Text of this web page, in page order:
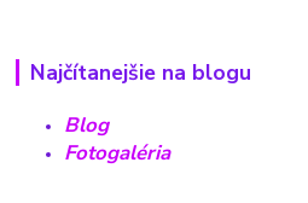
Najčítanejšie na blogu
Blog
Fotogaléria